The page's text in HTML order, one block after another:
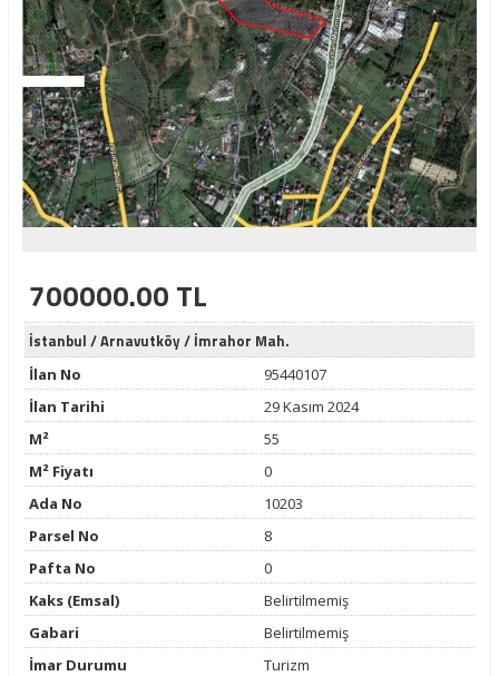
700000.00 TL
İstanbul /Arnavutköy/ İmrahor Mah.
İlan No
95440107
İlan Tarihi
29 Kasım 2024
M²
55
M² Fiyatı
0
Ada No
10203
Parsel No
8
Pafta No
0
Kaks (Emsal)
Belirtilmemiş
Gabari
Belirtilmemiş
İmar Durumu
Turizm